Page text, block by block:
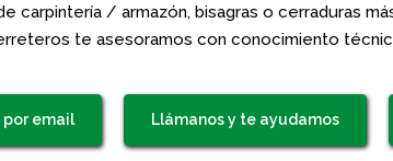
carpintería / armazón, bisagras o cerraduras
te asesoramos con conocimiento
por email Llámanos y te ayudamos